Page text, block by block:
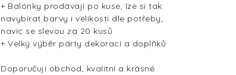
+ Balónky prodávají po kuse, lze si tak
navybírat barvy i velikosti dle potřeby,
navíc se slevou za 20 kusů
+ Velký výběr párty dekorací a doplňků
Doporučuji obchod, kvalitní a krásné